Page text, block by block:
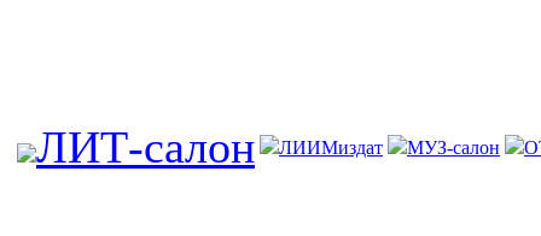
ЛИТ-салон ЛИИМиздат МУЗ-салон